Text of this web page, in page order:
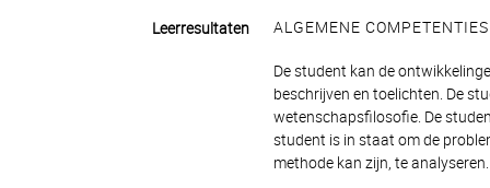
Leerresultaten ALGEMENE COMPETENTIES
De student kan de
beschrijven en toelichten. De
wetenschapsfilosofie. De
student is in staat om de
methode kan zijn, te analyseren.